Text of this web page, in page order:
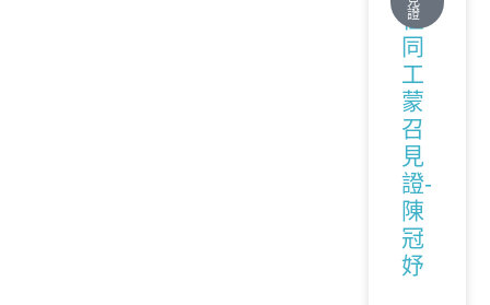
證
任
同
工
蒙
召
見
證-
陳
冠
妤